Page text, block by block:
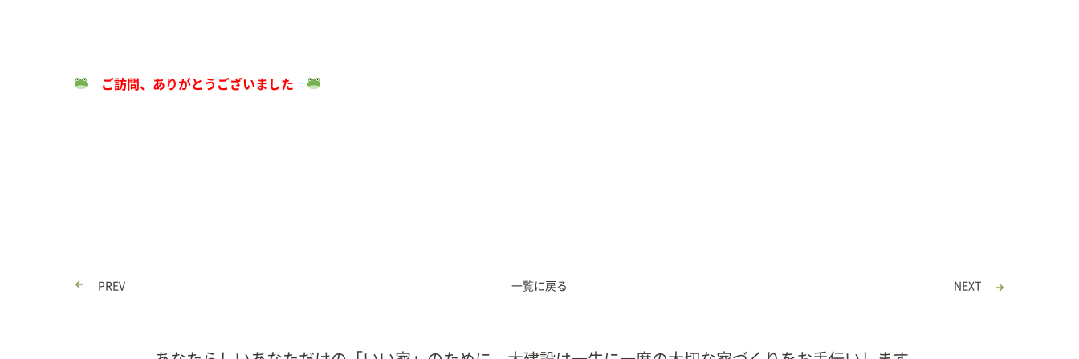
ご訪問、ありがとうございました
PREV 一覧に戻る NEXT